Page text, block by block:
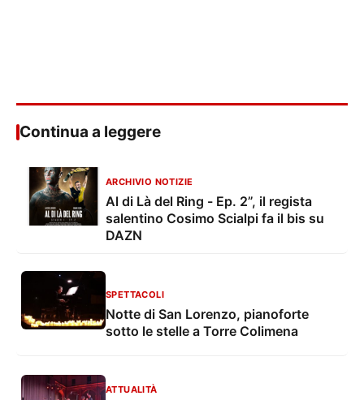
Continua a leggere
ARCHIVIO NOTIZIE
Al di Là del Ring - Ep. 2”, il regista
salentino Cosimo Scialpi fa il bis su
DAZN
SPETTACOLI
Notte di San Lorenzo, pianoforte
sotto le stelle a Torre Colimena
ATTUALITÀ